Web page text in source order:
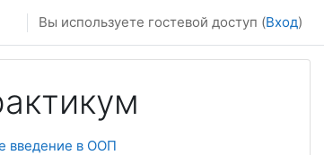
Вы используете гостевой доступ (Вход)
введение в ООП